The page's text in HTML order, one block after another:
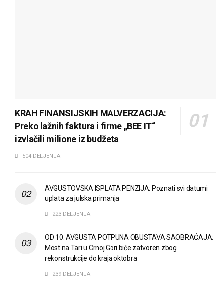
KRAH FINANSIJSKIH MALVERZACIJA:
Preko lažnih faktura i firme „BEE IT“
izvlačili milione iz budžeta
504 DELJENJA
AVGUSTOVSKA ISPLATA PENZIJA: Poznati svi datumi
uplata za julska primanja
223 DELJENJA
OD 10. AVGUSTA POTPUNA OBUSTAVA SAOBRAĆAJA:
Most na Tari u Crnoj Gori biće zatvoren zbog
rekonstrukcije do kraja oktobra
239 DELJENJA